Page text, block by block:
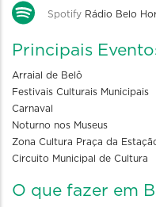
Spotify Rádio Belo
Principais
Arraial de Belô
Festivais Culturais Municipais
Carnaval
Noturno nos Museus
Zona Cultura Praça da
Circuito Municipal de Cultura
O que fazer em